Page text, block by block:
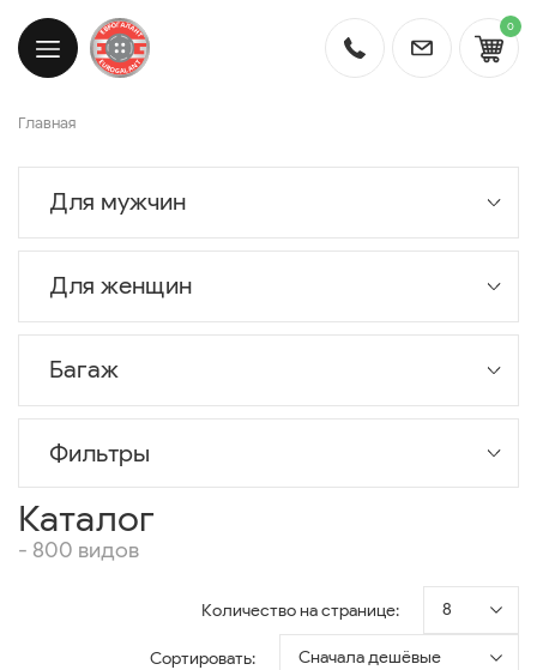
0
Главная
Для мужчин
Для женщин
Багаж
Фильтры
Каталог
- 800 видов
Количество на странице: 8
Сортировать: Сначала дешёвые